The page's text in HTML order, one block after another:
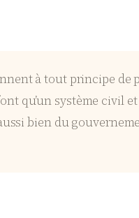
à tout principe
qu’un système civil
bien du